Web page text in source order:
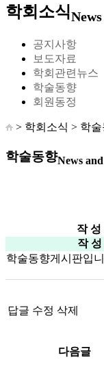
학회소식News
공지사항
보도자료
학회관련뉴스
학술동향
회원동정
> 학회소식 > 학
학술동향News
작 성
작 성
학술동향게시판입
답글 수정 삭제
다음글